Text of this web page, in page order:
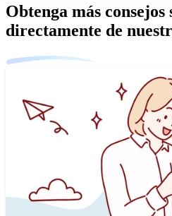
Obtenga más consejos
directamente de